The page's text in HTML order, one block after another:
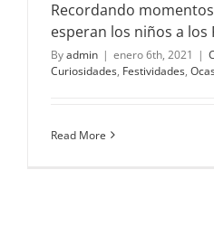
Recordando
esperan los niños a los
Byadmin | enero 6th, 2021 |
Curiosidades, Festividades,
Read More